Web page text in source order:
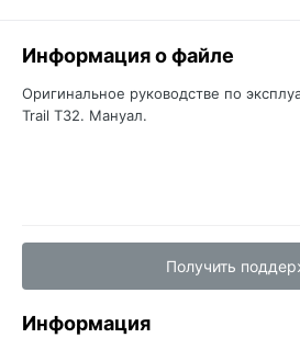
Информация о файле
Оригинальное руководстве по
Trail T32. Мануал.
Получить
Информация